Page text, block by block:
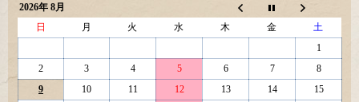
2026年 8月
日
月 火 水 木 金
土
1
2
3 4 5 6 7
8
9
10 11 12 13 14 15